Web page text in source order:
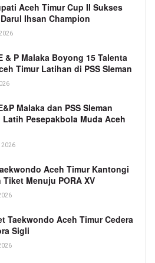
Aceh Timur Cup II Sukses
Ihsan Champion
& P Malaka Boyong 15 Talenta
Timur Latihan di PSS Sleman
Malaka dan PSS Sleman
Latih Pesepakbola Muda Aceh
2026
Aceh Timur Kantongi
Tiket Menuju PORA XV
Taekwondo Aceh Timur Cedera
Sigli